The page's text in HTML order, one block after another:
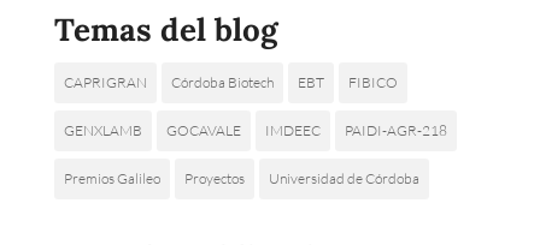
Temas del blog
CAPRIGRAN Córdoba Biotech EBT FIBICO
GENXLAMB GOCAVALE IMDEEC PAIDI-AGR-218
Premios Galileo Proyectos Universidad de Córdoba